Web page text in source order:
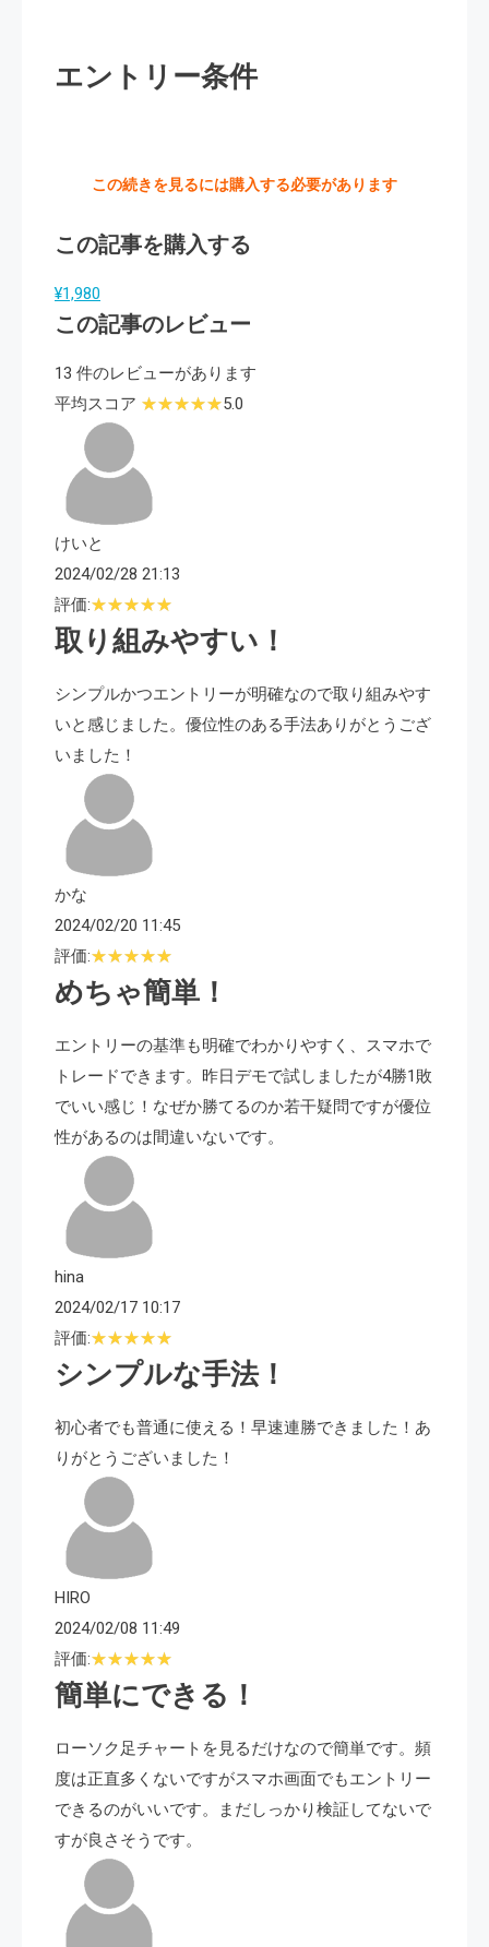
エントリー条件
この続きを見るには購入する必要があります
この記事を購入する
¥1,980
この記事のレビュー
13 件のレビューがあります
平均スコア
5.0
けいと
2024/02/28 21:13
評価:
取り組みやすい！
シンプルかつエントリーが明確なので取り組みやす
いと感じました。優位性のある手法ありがとうござ
いました！
かな
2024/02/20 11:45
評価:
めちゃ簡単！
エントリーの基準も明確でわかりやすく、スマホで
トレードできます。昨日デモで試しましたが4勝1敗
でいい感じ！なぜか勝てるのか若干疑問ですが優位
性があるのは間違いないです。
hina
2024/02/17 10:17
評価:
シンプルな手法！
初心者でも普通に使える！早速連勝できました！あ
りがとうございました！
HIRO
2024/02/08 11:49
評価:
簡単にできる！
ローソク足チャートを見るだけなので簡単です。頻
度は正直多くないですがスマホ画面でもエントリー
できるのがいいです。まだしっかり検証してないで
すが良さそうです。